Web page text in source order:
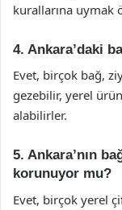
kurallarına uymak
4. Ankara’daki
Evet, birçok bağ,
gezebilir, yerel
alabilirler.
5. Ankara’nın
korunuyor mu?
Evet, birçok yerel